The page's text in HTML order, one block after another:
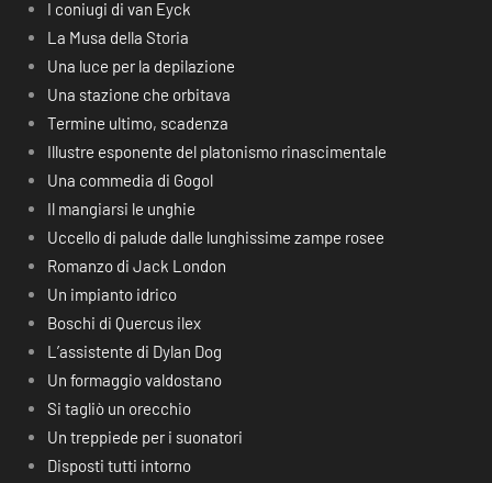
I coniugi di van Eyck
La Musa della Storia
Una luce per la depilazione
Una stazione che orbitava
Termine ultimo, scadenza
Illustre esponente del platonismo rinascimentale
Una commedia di Gogol
Il mangiarsi le unghie
Uccello di palude dalle lunghissime zampe rosee
Romanzo di Jack London
Un impianto idrico
Boschi di Quercus ilex
L’assistente di Dylan Dog
Un formaggio valdostano
Si tagliò un orecchio
Un treppiede per i suonatori
Disposti tutti intorno